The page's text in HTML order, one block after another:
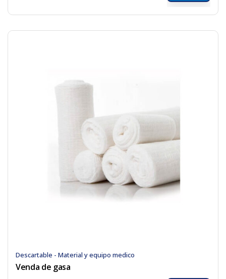
Descartable - Material y equipo medico
Venda de gasa